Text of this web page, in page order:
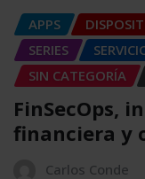
APPS
SERIES
SIN CATEGORÍA
FinSecOps,
financiera y
Carlos Conde